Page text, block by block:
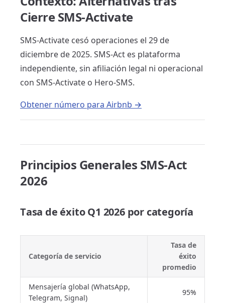
Cierre SMS-Activate
SMS-Activate cesó operaciones el 29 de
diciembre de 2025. SMS-Act es plataforma
independiente, sin afiliación legal ni operacional
con SMS-Activate o Hero-SMS.
Obtener número para Airbnb →
Principios Generales SMS-Act
2026
Tasa de éxito Q1 2026 por categoría
Categoría de servicio
Tasa de
éxito
promedio
Mensajería global (WhatsApp,
Telegram, Signal)
95%